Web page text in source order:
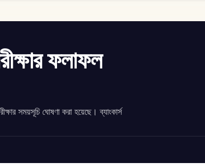
ফলাফল
সময়সূচি ঘোষণা করা হয়েছে। ব্যাংকার্স